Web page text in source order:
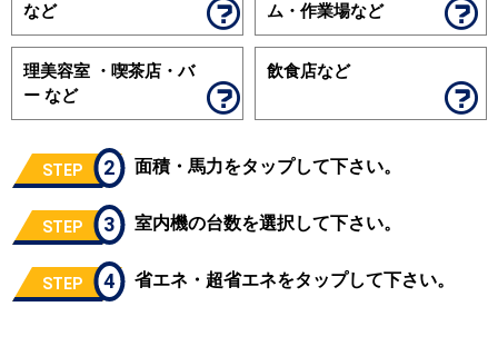
など
ム・作業場など
理美容室 ・喫茶店・バ
ー など
飲食店など
STEP 2 面積・馬力をタップして下さい。
STEP 3 室内機の台数を選択して下さい。
STEP 4 省エネ・超省エネをタップして下さい。